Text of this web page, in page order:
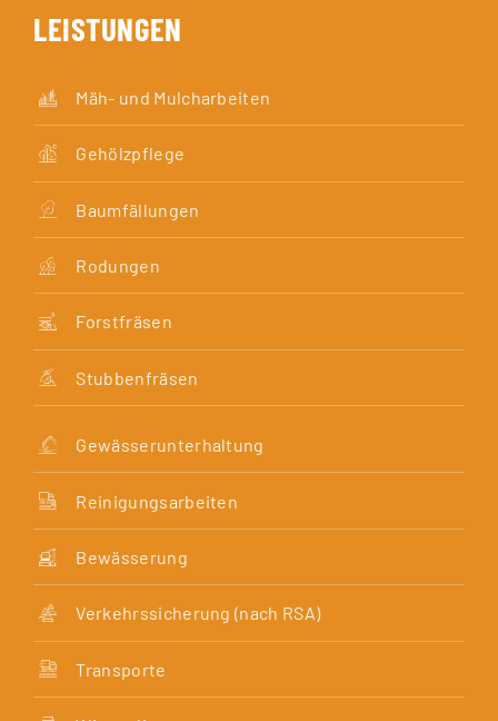
LEISTUNGEN
Mäh- und Mulcharbeiten
Gehölzpflege
Baumfällungen
Rodungen
Forstfräsen
Stubbenfräsen
Gewässerunterhaltung
Reinigungsarbeiten
Bewässerung
Verkehrssicherung (nach RSA)
Transporte